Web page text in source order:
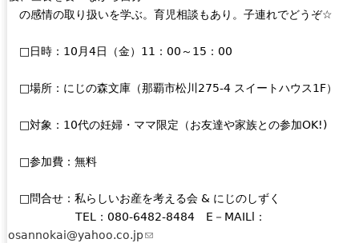
の感情の取り扱いを学ぶ。育児相談もあり。子連れでどうぞ☆
□日時：10月4日（金）11：00～15：00
□場所：にじの森文庫（那覇市松川275-4 スイートハウス1F）
□対象：10代の妊婦・ママ限定（お友達や家族との参加OK!)
□参加費：無料
□問合せ：私らしいお産を考える会 & にじのしずく
TEL：080-6482-8484 E－MAILl：
osannokai@yahoo.co.jp(